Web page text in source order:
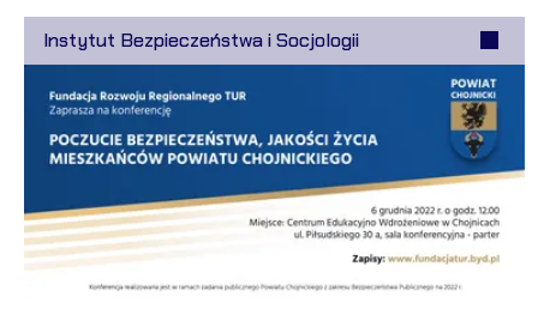
Instytut Bezpieczeństwa i Socjologii